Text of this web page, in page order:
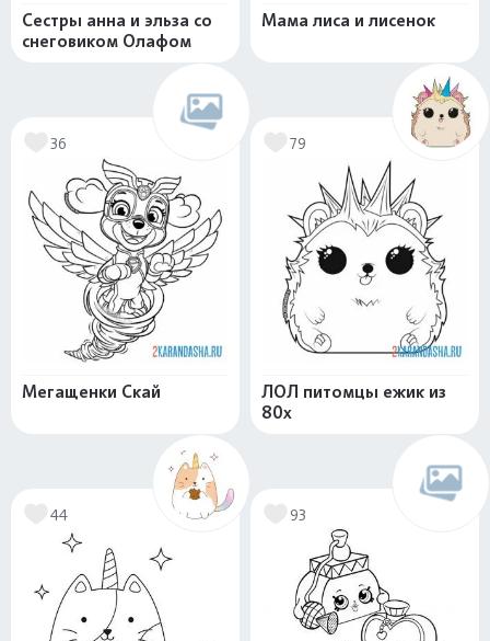
Сестры анна и эльза со
снеговиком Олафом
Мама лиса и лисенок
36
Мегащенки Скай
79
ЛОЛ питомцы ежик из
80х
44 93